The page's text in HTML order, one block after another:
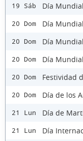
19 Sáb Día
20 Dom Día
20 Dom Día
20 Dom Día
20 Dom Festividad
20 Dom Día de los
21 Lun Día de
21 Lun Día